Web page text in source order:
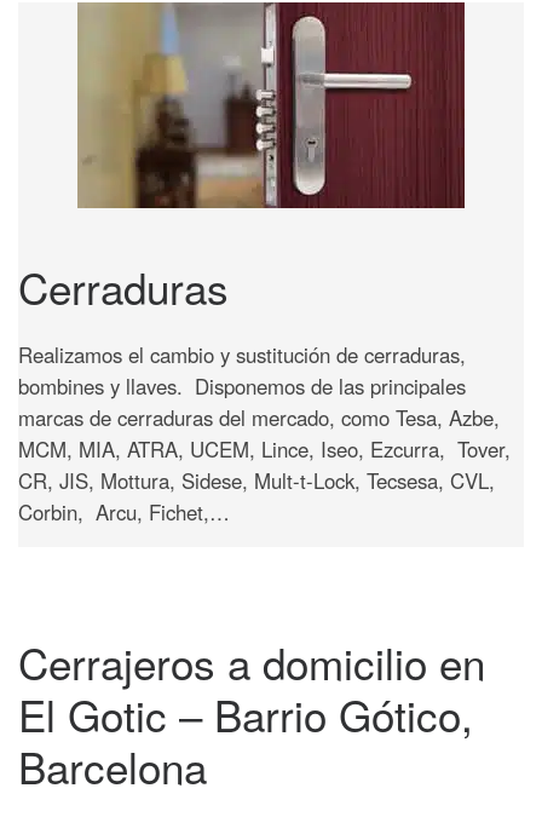
Cerraduras
Realizamos el cambio y sustitución de cerraduras,
bombines y llaves. Disponemos de las principales
marcas de cerraduras del mercado, como Tesa, Azbe,
MCM, MIA, ATRA, UCEM, Lince, Iseo, Ezcurra, Tover,
CR, JIS, Mottura, Sidese, Mult-t-Lock, Tecsesa, CVL,
Corbin, Arcu, Fichet,…
Cerrajeros a domicilio en
El Gotic – Barrio Gótico,
Barcelona